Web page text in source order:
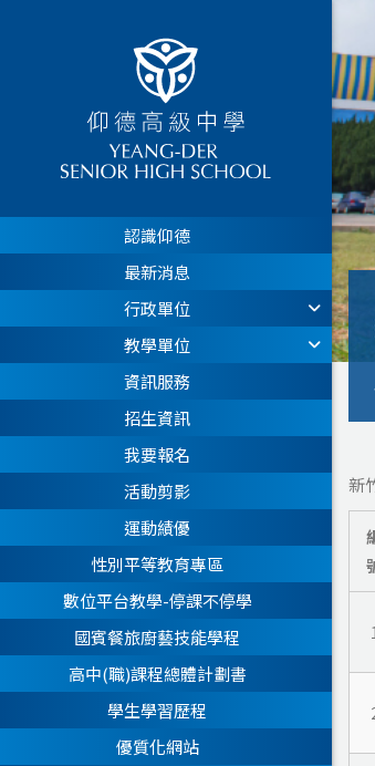
認識仰德
最新消息
行政單位
教學單位
資訊服務
招生資訊
我要報名
活動剪影
運動績優
性別平等教育專區
數位平台教學-停課不停學
國賓餐旅廚藝技能學程
高中(職)課程總體計劃書
學生學習歷程
優質化網站
新
1